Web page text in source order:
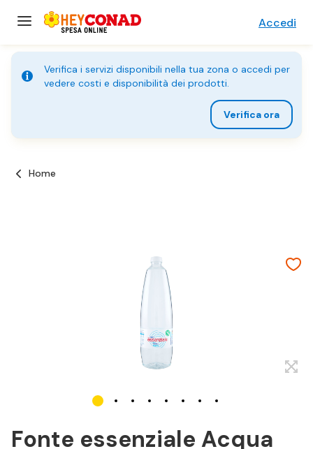
Accedi
Verifica i servizi disponibili nella tua zona o accedi per
vedere costi e disponibilità dei prodotti.
Verifica ora
Home
Fonte essenziale Acqua